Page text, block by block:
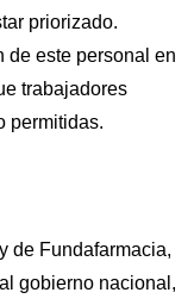
priorizado.
de este personal en
trabajadores
permitidas.
de Fundafarmacia,
gobierno nacional,